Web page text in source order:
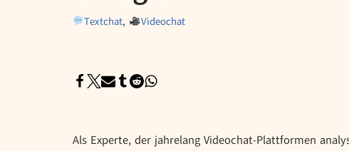
Textchat, Videochat
Als Experte, der jahrelang Videochat-Plattformen